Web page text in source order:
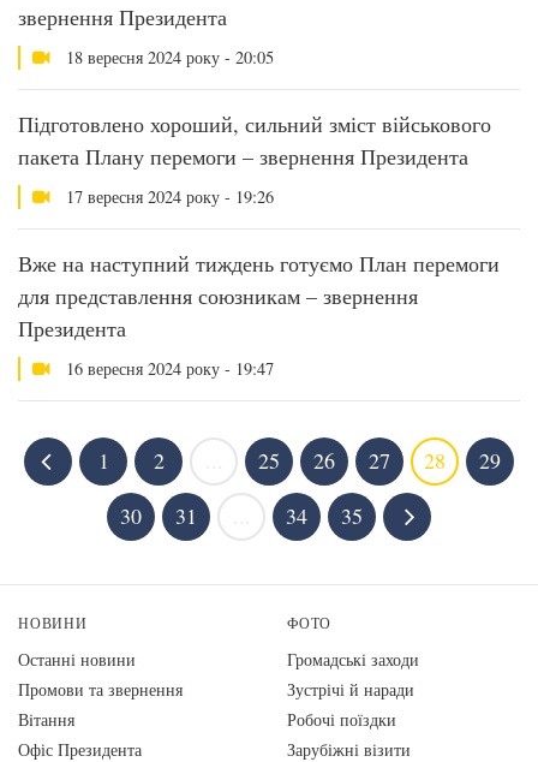
звернення Президента
18 вересня 2024 року - 20:05
Підготовлено хороший, сильний зміст військового
пакета Плану перемоги – звернення Президента
17 вересня 2024 року - 19:26
Вже на наступний тиждень готуємо План перемоги
для представлення союзникам – звернення
Президента
16 вересня 2024 року - 19:47
1 2 25 26 27 28
29
30
31 34 35
НОВИНИ
Останні новини
Промови та звернення
Вiтання
Офіс Президента
ФОТО
Громадські заходи
Зустрічі й наради
Робочі поїздки
Зарубіжні візити